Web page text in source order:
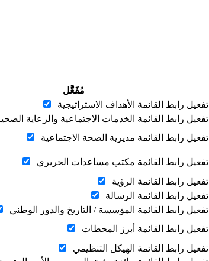
مُفَعَّل
‏تفعيل رابط القائمة الأهداف الاستراتيجية ‏
‏تفعيل رابط القائمة الخدمات الاجتماعية والرعاية
‏تفعيل رابط القائمة مديرية الصحة الاجتماعية ‏
‏تفعيل رابط القائمة مكتب مساعدات الحريري ‏
‏تفعيل رابط القائمة الرؤية ‏
‏تفعيل رابط القائمة الرسالة ‏
‏تفعيل رابط القائمة المؤسسة / التاريخ والدور الوطني ‏
‏تفعيل رابط القائمة أبرز المحطات ‏
‏تفعيل رابط القائمة الهيكل التنظيمي ‏